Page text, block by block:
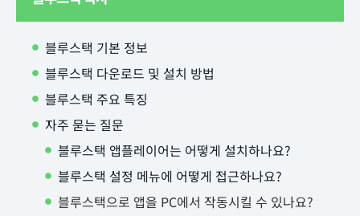
블루스택 기본 정보
블루스택 다운로드 및 설치 방법
블루스택 주요 특징
자주 묻는 질문
블루스택 앱플레이어는 어떻게 설치하나요?
블루스택 설정 메뉴에 어떻게 접근하나요?
블루스택으로 앱을 PC에서 작동시킬 수 있나요?